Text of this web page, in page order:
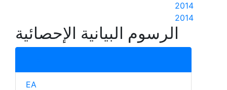
2014
2014
الرسوم البيانية الإحصائية
EA